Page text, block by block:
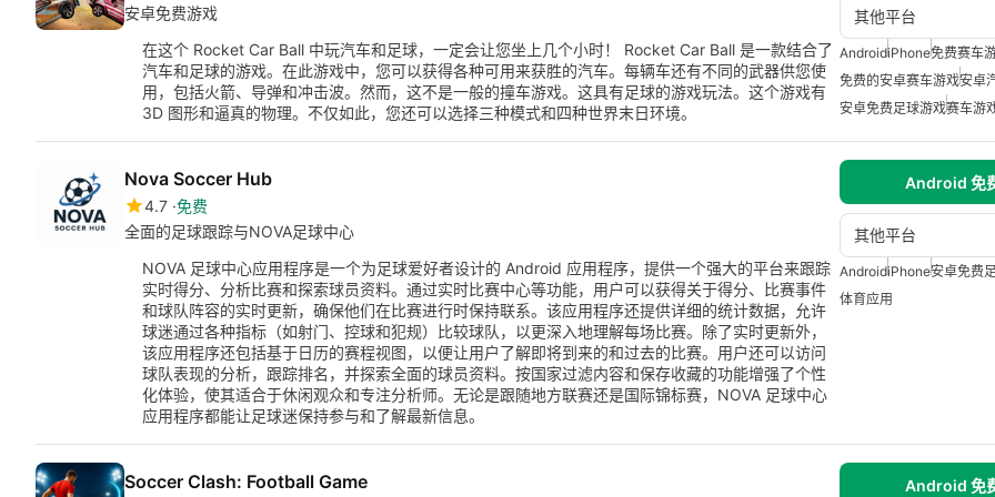
安卓免费游戏
其他平台
在这个 Rocket Car Ball 中玩汽车和足球，一定会让您坐上几个小时！ Rocket Car Ball 是一款结合了
汽车和足球的游戏。在此游戏中，您可以获得各种可用来获胜的汽车。每辆车还有不同的武器供您使
用，包括火箭、导弹和冲击波。然而，这不是一般的撞车游戏。这具有足球的游戏玩法。这个游戏有
3D 图形和逼真的物理。不仅如此，您还可以选择三种模式和四种世界末日环境。
AndroidiPhone免费赛车
免费的安卓赛车游戏安卓
安卓免费足球游戏赛车游
Nova Soccer Hub
4.7 免费
全面的足球跟踪与NOVA足球中心
Android 免
其他平台
NOVA 足球中心应用程序是一个为足球爱好者设计的 Android 应用程序，提供一个强大的平台来跟踪
实时得分、分析比赛和探索球员资料。通过实时比赛中心等功能，用户可以获得关于得分、比赛事件
和球队阵容的实时更新，确保他们在比赛进行时保持联系。该应用程序还提供详细的统计数据，允许
球迷通过各种指标（如射门、控球和犯规）比较球队，以更深入地理解每场比赛。除了实时更新外，
该应用程序还包括基于日历的赛程视图，以便让用户了解即将到来的和过去的比赛。用户还可以访问
球队表现的分析，跟踪排名，并探索全面的球员资料。按国家过滤内容和保存收藏的功能增强了个性
化体验，使其适合于休闲观众和专注分析师。无论是跟随地方联赛还是国际锦标赛，NOVA 足球中心
应用程序都能让足球迷保持参与和了解最新信息。
AndroidiPhone安卓免费
体育应用
Soccer Clash: Football Game Android 免